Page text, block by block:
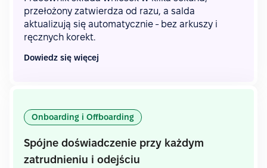
przełożony zatwierdza od razu, a salda
aktualizują się automatycznie - bez arkuszy i
ręcznych korekt.
Dowiedz się więcej
Onboarding i Offboarding
Spójne doświadczenie przy każdym
zatrudnieniu i odejściu